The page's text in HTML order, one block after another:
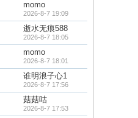
momo
2026-8-7 19:09
逝水无痕588
2026-8-7 18:05
momo
2026-8-7 18:01
谁明浪子心1
2026-8-7 17:56
菇菇咕
2026-8-7 17:53